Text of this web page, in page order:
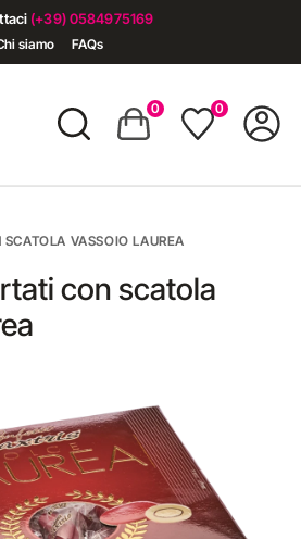
(+39) 0584975169
siamo FAQs
0 0
VASSOIO LAUREA
con scatola